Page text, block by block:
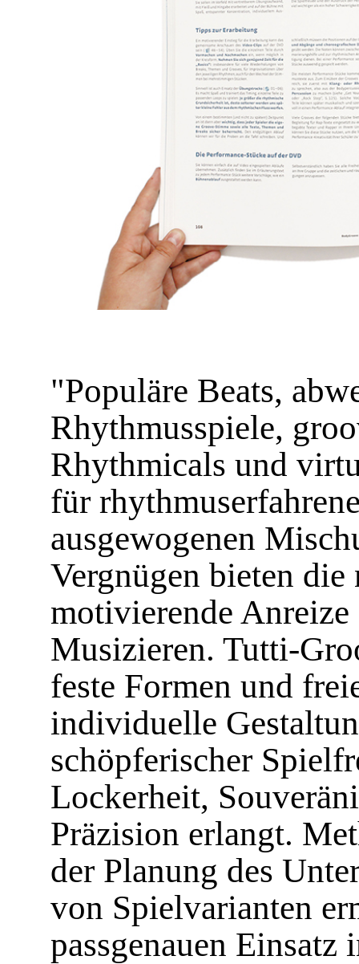
"Populäre Beats,
Rhythmusspiele,
Rhythmicals und
für
ausgewogenen
Vergnügen bieten
motivierende Anreize
Musizieren. Tutti-
feste Formen und
individuelle
schöpferischer
Lockerheit,
Präzision erlangt.
der Planung des
von Spielvarianten
passgenauen Einsatz